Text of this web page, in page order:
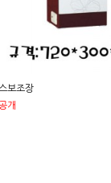
보조장
개